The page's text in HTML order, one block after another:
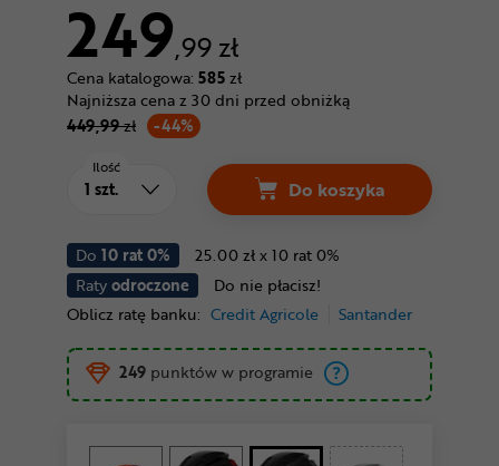
249,99 zł
Cena katalogowa: 585zł
-44%
Najniższa cena z 30 dni przed obniżką
449,99zł
Do 10 rat 0%
25.00 zł x 10 rat 0%
Ratyodroczone
Do nie płacisz!
Oblicz ratę banku: Credit Agricole Santander
Ilość
Do koszyka
249 punktów w programie